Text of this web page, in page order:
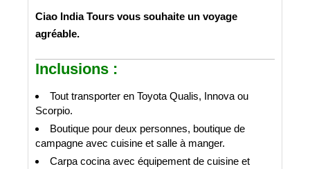
Ciao India Tours vous souhaite un voyage
agréable.
Inclusions :
Tout transporter en Toyota Qualis, Innova ou
Scorpio.
Boutique pour deux personnes, boutique de
campagne avec cuisine et salle à manger.
Carpa cocina avec équipement de cuisine et